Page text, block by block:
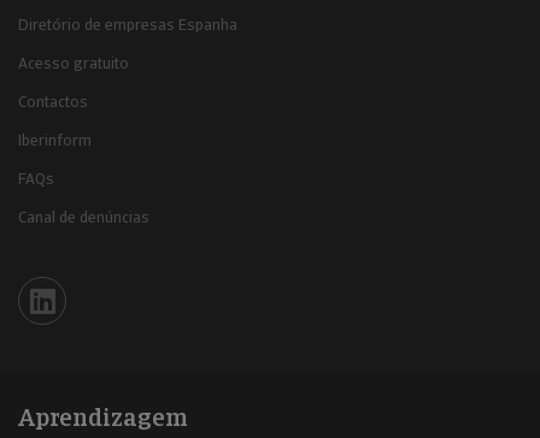
Diretório de empresas Espanha
Acesso gratuito
Contactos
Iberinform
FAQs
Canal de denúncias
Iberinform en Linkedin
Aprendizagem